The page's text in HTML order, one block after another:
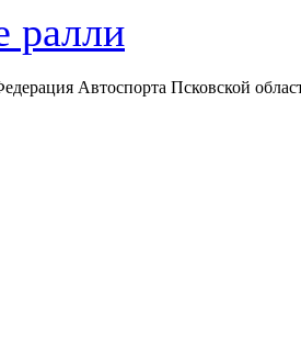
Автоспорта Псковской